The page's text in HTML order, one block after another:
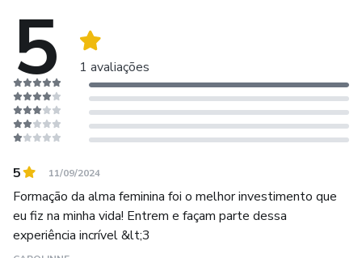
decidiu abandonar a área de design de interiores e assumir
seu chamado: formar almas femininas! mulheres que
desejam SER!
Chega de procrastinar e de gastar dinheiro com tantos
investimentos que na pratica você não consegue aplicar,
o lugar certo.
Bem-vinda, diva
5 1 avaliações
5 11/09/2024
Formação da alma feminina foi o melhor investimento que
eu fiz na minha vida! Entrem e façam parte dessa
experiência incrível &lt;3